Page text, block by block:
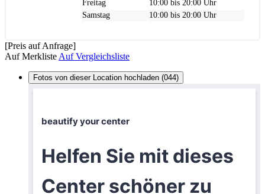
Freitag
10:00 bis 20:00 Uhr
Samstag
10:00 bis 20:00 Uhr
[Preis auf Anfrage]
Auf Merkliste Auf Vergleichsliste
Fotos von dieser Location hochladen (044)